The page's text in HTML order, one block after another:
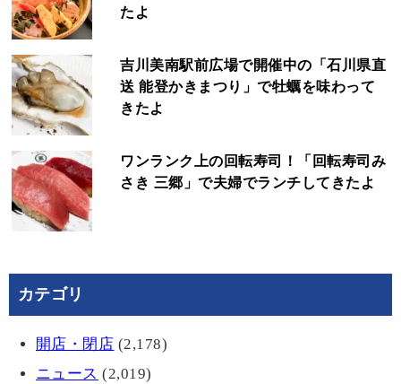
たよ
吉川美南駅前広場で開催中の「石川県直
送 能登かきまつり」で牡蠣を味わって
きたよ
ワンランク上の回転寿司！「回転寿司み
さき 三郷」で夫婦でランチしてきたよ
カテゴリ
開店・閉店 (2,178)
ニュース (2,019)